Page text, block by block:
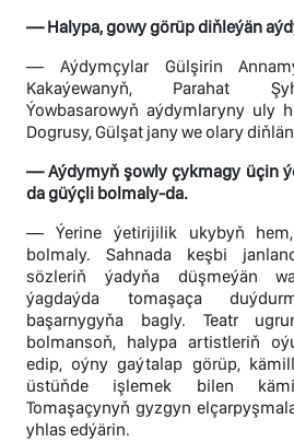
— Halypa, gowy görüp diňleýän
— Aýdymçylar Gülşirin
Kakaýewanyň, Parahat
Ýowbasarowyň aýdymlaryny uly
Dogrusy, Gülşat jany we olary
— Aýdymyň şowly çykmagy üçin
da güýçli bolmaly-da.
— Ýerine ýetirijilik ukybyň
bolmaly. Sahnada keşbi
sözleriň ýadyňa düşmeýän
ýagdaýda tomaşaça
başarnygyňa bagly. Teatr
bolmansoň, halypa artistleriň
edip, oýny gaýtalap görüp,
üstüňde işlemek bilen
Tomaşaçynyň gyzgyn
yhlas edýärin.